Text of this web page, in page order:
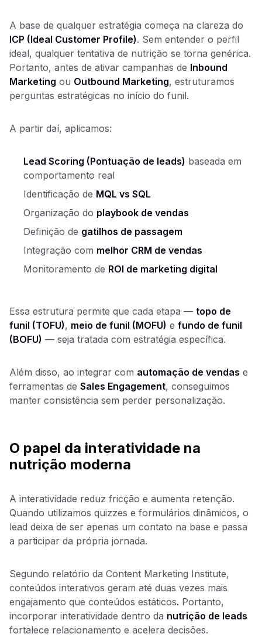
A base de qualquer estratégia começa na clareza do
ICP (Ideal Customer Profile). Sem entender o perfil
ideal, qualquer tentativa de nutrição se torna genérica.
Portanto, antes de ativar campanhas de Inbound
Marketing ou Outbound Marketing, estruturamos
perguntas estratégicas no início do funil.
A partir daí, aplicamos:
Lead Scoring (Pontuação de leads) baseada em
comportamento real
Identificação de MQL vs SQL
Organização do playbook de vendas
Definição de gatilhos de passagem
Integração com melhor CRM de vendas
Monitoramento de ROI de marketing digital
Essa estrutura permite que cada etapa — topo de
funil (TOFU), meio de funil (MOFU) e fundo de funil
(BOFU) — seja tratada com estratégia específica.
Além disso, ao integrar com automação de vendas e
ferramentas de Sales Engagement, conseguimos
manter consistência sem perder personalização.
O papel da interatividade na
nutrição moderna
A interatividade reduz fricção e aumenta retenção.
Quando utilizamos quizzes e formulários dinâmicos, o
lead deixa de ser apenas um contato na base e passa
a participar da própria jornada.
Segundo relatório da Content Marketing Institute,
conteúdos interativos geram até duas vezes mais
engajamento que conteúdos estáticos. Portanto,
incorporar interatividade dentro da nutrição de leads
fortalece relacionamento e acelera decisões.